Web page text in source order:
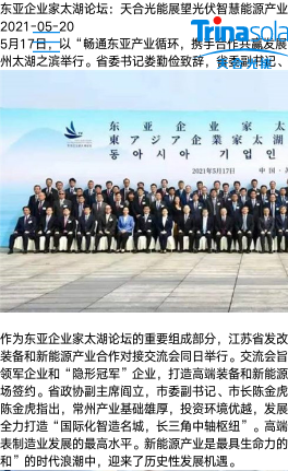
东亚企业家太湖论坛：天合光能展望光伏智慧能源产业
2021-05-20
5月17日，以“畅通东亚产业循环，携手合作共赢发
州太湖之滨举行。省委书记娄勤俭致辞，省委副书记
作为东亚企业家太湖论坛的重要组成部分，江苏省发
装备和新能源产业合作对接交流会同日举行。交流会
领军企业和“隐形冠军”企业，打造高端装备和新能
场签约。省政协副主席阎立，市委副书记、市长陈金
陈金虎指出，常州产业基础雄厚，投资环境优越，
全力打造“国际化智造名城，长三角中轴枢纽”。高
表制造业发展的最高水平。新能源产业是最具生命
和”的时代浪潮中，迎来了历史性发展机遇。